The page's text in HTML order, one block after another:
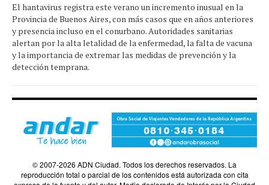
El hantavirus registra este verano un incremento inusual en la
Provincia de Buenos Aires, con más casos que en años anteriores
y presencia incluso en el conurbano. Autoridades sanitarias
alertan por la alta letalidad de la enfermedad, la falta de vacuna
y la importancia de extremar las medidas de prevención y la
detección temprana.
© 2007-2026 ADN Ciudad. Todos los derechos reservados. La
reproducción total o parcial de los contenidos está autorizada con cita